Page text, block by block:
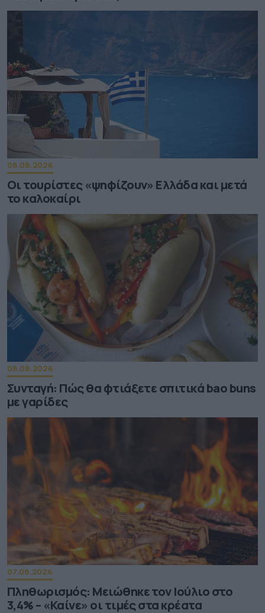
08.08.2026
Οι τουρίστες «ψηφίζουν» Ελλάδα και μετά
το καλοκαίρι
08.08.2026
Συνταγή: Πώς θα φτιάξετε σπιτικά bao buns
με γαρίδες
07.08.2026
Πληθωρισμός: Μειώθηκε τον Ιούλιο στο
3,4% – «Καίνε» οι τιμές στα κρέατα